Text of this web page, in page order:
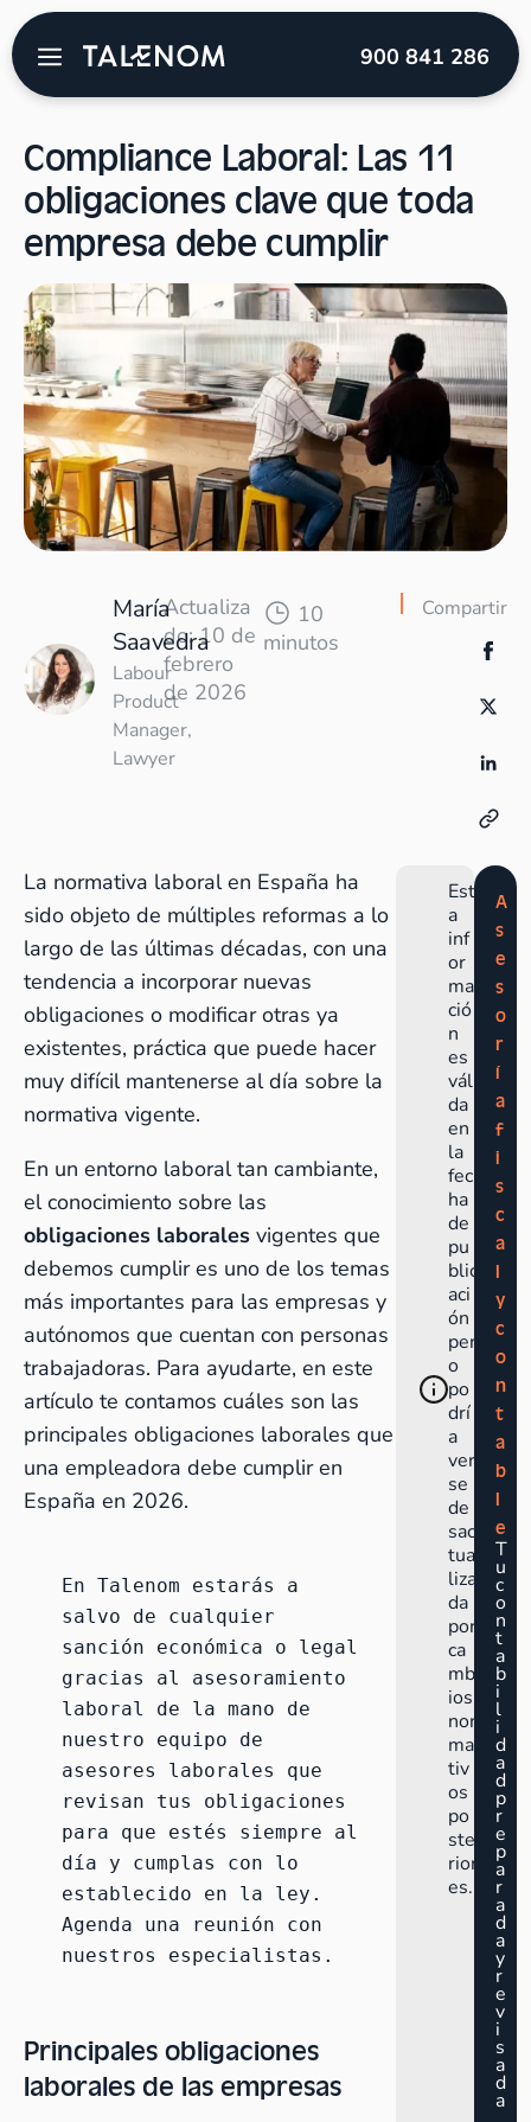
900 841 286
Las 11 obligaciones clave que toda empresa debe cumplir
Compliance Laboral: Las 11
obligaciones clave que toda
empresa debe cumplir
María
Saavedra
Labour
Product
Manager,
Lawyer
Actualiza
do: 10 de
febrero
de 2026
10
minutos
Compartir
La normativa laboral en España ha
sido objeto de múltiples reformas a lo
largo de las últimas décadas, con una
tendencia a incorporar nuevas
obligaciones o modificar otras ya
existentes, práctica que puede hacer
muy difícil mantenerse al día sobre la
normativa vigente.
En un entorno laboral tan cambiante,
el conocimiento sobre las
obligaciones laborales vigentes que
debemos cumplir es uno de los temas
más importantes para las empresas y
autónomos que cuentan con personas
trabajadoras. Para ayudarte, en este
artículo te contamos cuáles son las
principales obligaciones laborales que
una empleadora debe cumplir en
España en 2026.
En Talenom estarás a
salvo de cualquier
sanción económica o legal
gracias al asesoramiento
laboral
de la mano de
nuestro equipo de
asesores laborales
que
revisan tus obligaciones
para que estés siempre al
día y cumplas con lo
Agenda una reunión con
nuestros especialistas .
Principales obligaciones
laborales de las empresas
Est
a
inf
or
ma
ció
n
es
váli
da
en
la
fec
ha
de
pu
blic
aci
ón
per
o
po
drí
a
ver
se
de
sac
tua
liza
da
por
ca
mb
ios
nor
ma
tiv
os
po
ste
rior
es.
A
s
e
s
o
r
í
a
f
i
s
c
a
l
y
c
o
n
t
a
b
l
e
T
u
c
o
n
t
a
b
i
l
i
d
a
d
p
r
e
p
a
r
a
d
a
y
r
e
v
i
s
a
d
a